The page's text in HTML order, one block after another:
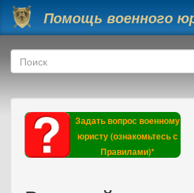
Перейти к основному содержанию
Помощь военного
Форма поиска
Поиск
Задать вопрос военному
юристу (ознакомьтесь с
Правилами)*